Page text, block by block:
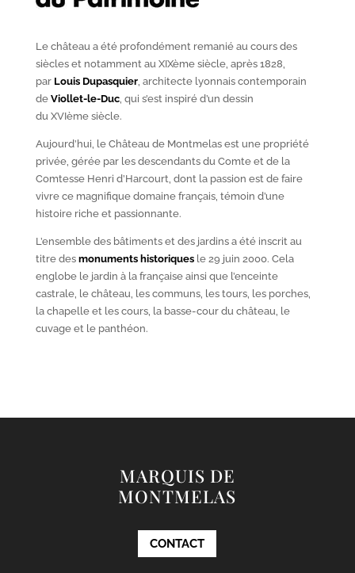
Le château a été profondément remanié au cours des
siècles et notamment au XIXèmesiècle, après 1828,
par Louis Dupasquier, architecte lyonnais contemporain
de Viollet-le-Duc, qui s’est inspiré d’un dessin
du XVIèmesiècle.
Aujourd’hui, le Château de Montmelas est une propriété
privée, gérée par les descendants du Comte et de la
Comtesse Henri d’Harcourt, dont la passion est de faire
vivre ce magnifique domaine français, témoin d’une
histoire riche et passionnante.
L’ensemble des bâtiments et des jardins a été inscrit au
titre des monuments historiquesle 29 juin 2000. Cela
englobe le jardin à la française ainsi que l’enceinte
castrale, le château, les communs, les tours, les porches,
la chapelle et les cours, la basse-cour du château, le
cuvage et le panthéon.
MARQUIS DE
MONTMELAS
CONTACT